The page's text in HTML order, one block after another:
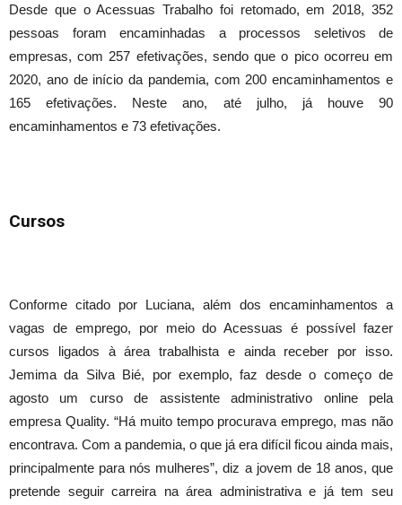
Desde que o Acessuas Trabalho foi retomado, em 2018, 352
pessoas foram encaminhadas a processos seletivos de
empresas, com 257 efetivações, sendo que o pico ocorreu em
2020, ano de início da pandemia, com 200 encaminhamentos e
165 efetivações. Neste ano, até julho, já houve 90
encaminhamentos e 73 efetivações.
Cursos
Conforme citado por Luciana, além dos encaminhamentos a
vagas de emprego, por meio do Acessuas é possível fazer
cursos ligados à área trabalhista e ainda receber por isso.
Jemima da Silva Bié, por exemplo, faz desde o começo de
agosto um curso de assistente administrativo online pela
empresa Quality. “Há muito tempo procurava emprego, mas não
encontrava. Com a pandemia, o que já era difícil ficou ainda mais,
principalmente para nós mulheres”, diz a jovem de 18 anos, que
pretende seguir carreira na área administrativa e já tem seu